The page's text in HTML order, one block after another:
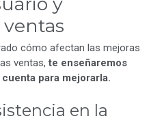
cómo afectan las mejoras
ventas,te enseñaremos
para mejorarla.
en la